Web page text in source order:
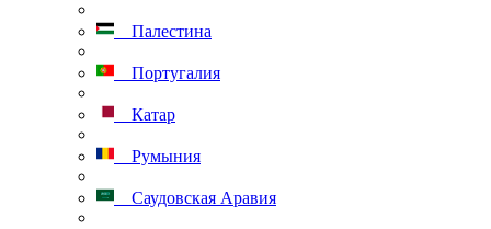
Палестина
Португалия
Катар
Румыния
Саудовская Аравия